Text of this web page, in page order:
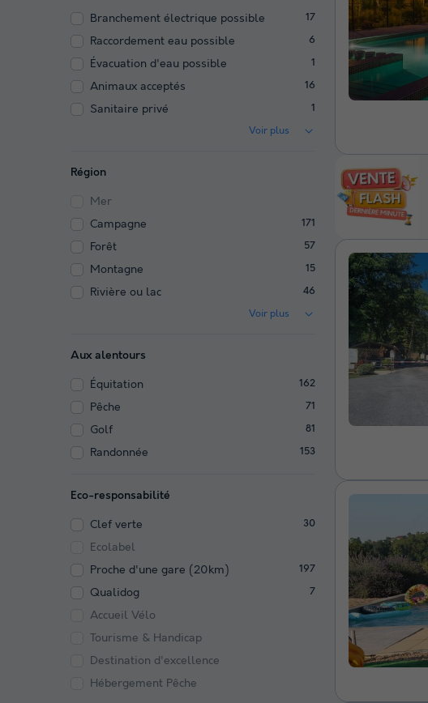
Branchement électrique possible 17
Raccordement eau possible 6
Évacuation d'eau possible 1
Animaux acceptés 16
Sanitaire privé 1
Voir plus
Région
Mer
Campagne
171
Forêt 57
Montagne 15
Rivière ou lac 46
Voir plus
Aux alentours
Équitation 162
Pêche 71
Golf 81
Randonnée 153
Eco-responsabilité
Clef verte 30
Ecolabel
Proche d'une gare (20km)
197
Qualidog 7
Accueil Vélo
Tourisme & Handicap
Destination d'excellence
Hébergement Pêche